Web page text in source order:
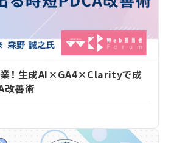
！ 生成AI×GA4×Clarityで成
改善術